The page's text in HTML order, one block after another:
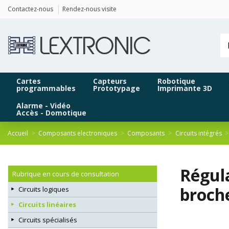
Contactez-nous Rendez-nous visite
Cartes
programmables
Capteurs
Prototypage
Robotique
Imprimante 3D
Alarme - Vidéo
Accès - Domotique
Accueil Composants electroniques Composants Circuits intégrés
Rubrique en cours de consultation
Circuits logiques
Circuits linéaires
Circuits spécialisés
Panneau de gestion des cookies